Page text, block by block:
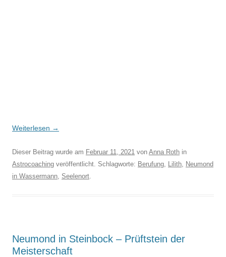
Weiterlesen →
Dieser Beitrag wurde am Februar 11, 2021 von Anna Roth in
Astrocoaching veröffentlicht. Schlagworte: Berufung, Lilith, Neumond
in Wassermann, Seelenort.
Neumond in Steinbock – Prüftstein der
Meisterschaft